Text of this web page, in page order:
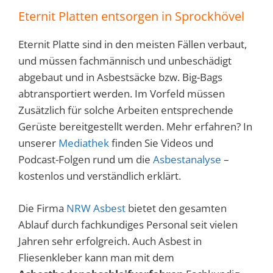
Eternit Platten entsorgen in Sprockhövel
Eternit Platte sind in den meisten Fällen verbaut,
und müssen fachmännisch und unbeschädigt
abgebaut und in Asbestsäcke bzw. Big-Bags
abtransportiert werden. Im Vorfeld müssen
Zusätzlich für solche Arbeiten entsprechende
Gerüste bereitgestellt werden. Mehr erfahren? In
unserer Mediathekfinden Sie Videos und
Podcast-Folgen rund um die Asbestanalyse –
kostenlos und verständlich erklärt.
Die Firma NRW Asbest bietet den gesamten
Ablauf durch fachkundiges Personal seit vielen
Jahren sehr erfolgreich. Auch Asbest in
Fliesenkleber kann man mit dem